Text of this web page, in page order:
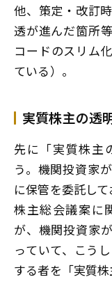
他、策定・改訂
透が進んだ箇所
コードのスリム
ている）。
実質株主の透
先に「実質株主
う。機関投資家
に保管を委託して
株主総会議案に
が、機関投資家
っていて、こう
する者を「実質株